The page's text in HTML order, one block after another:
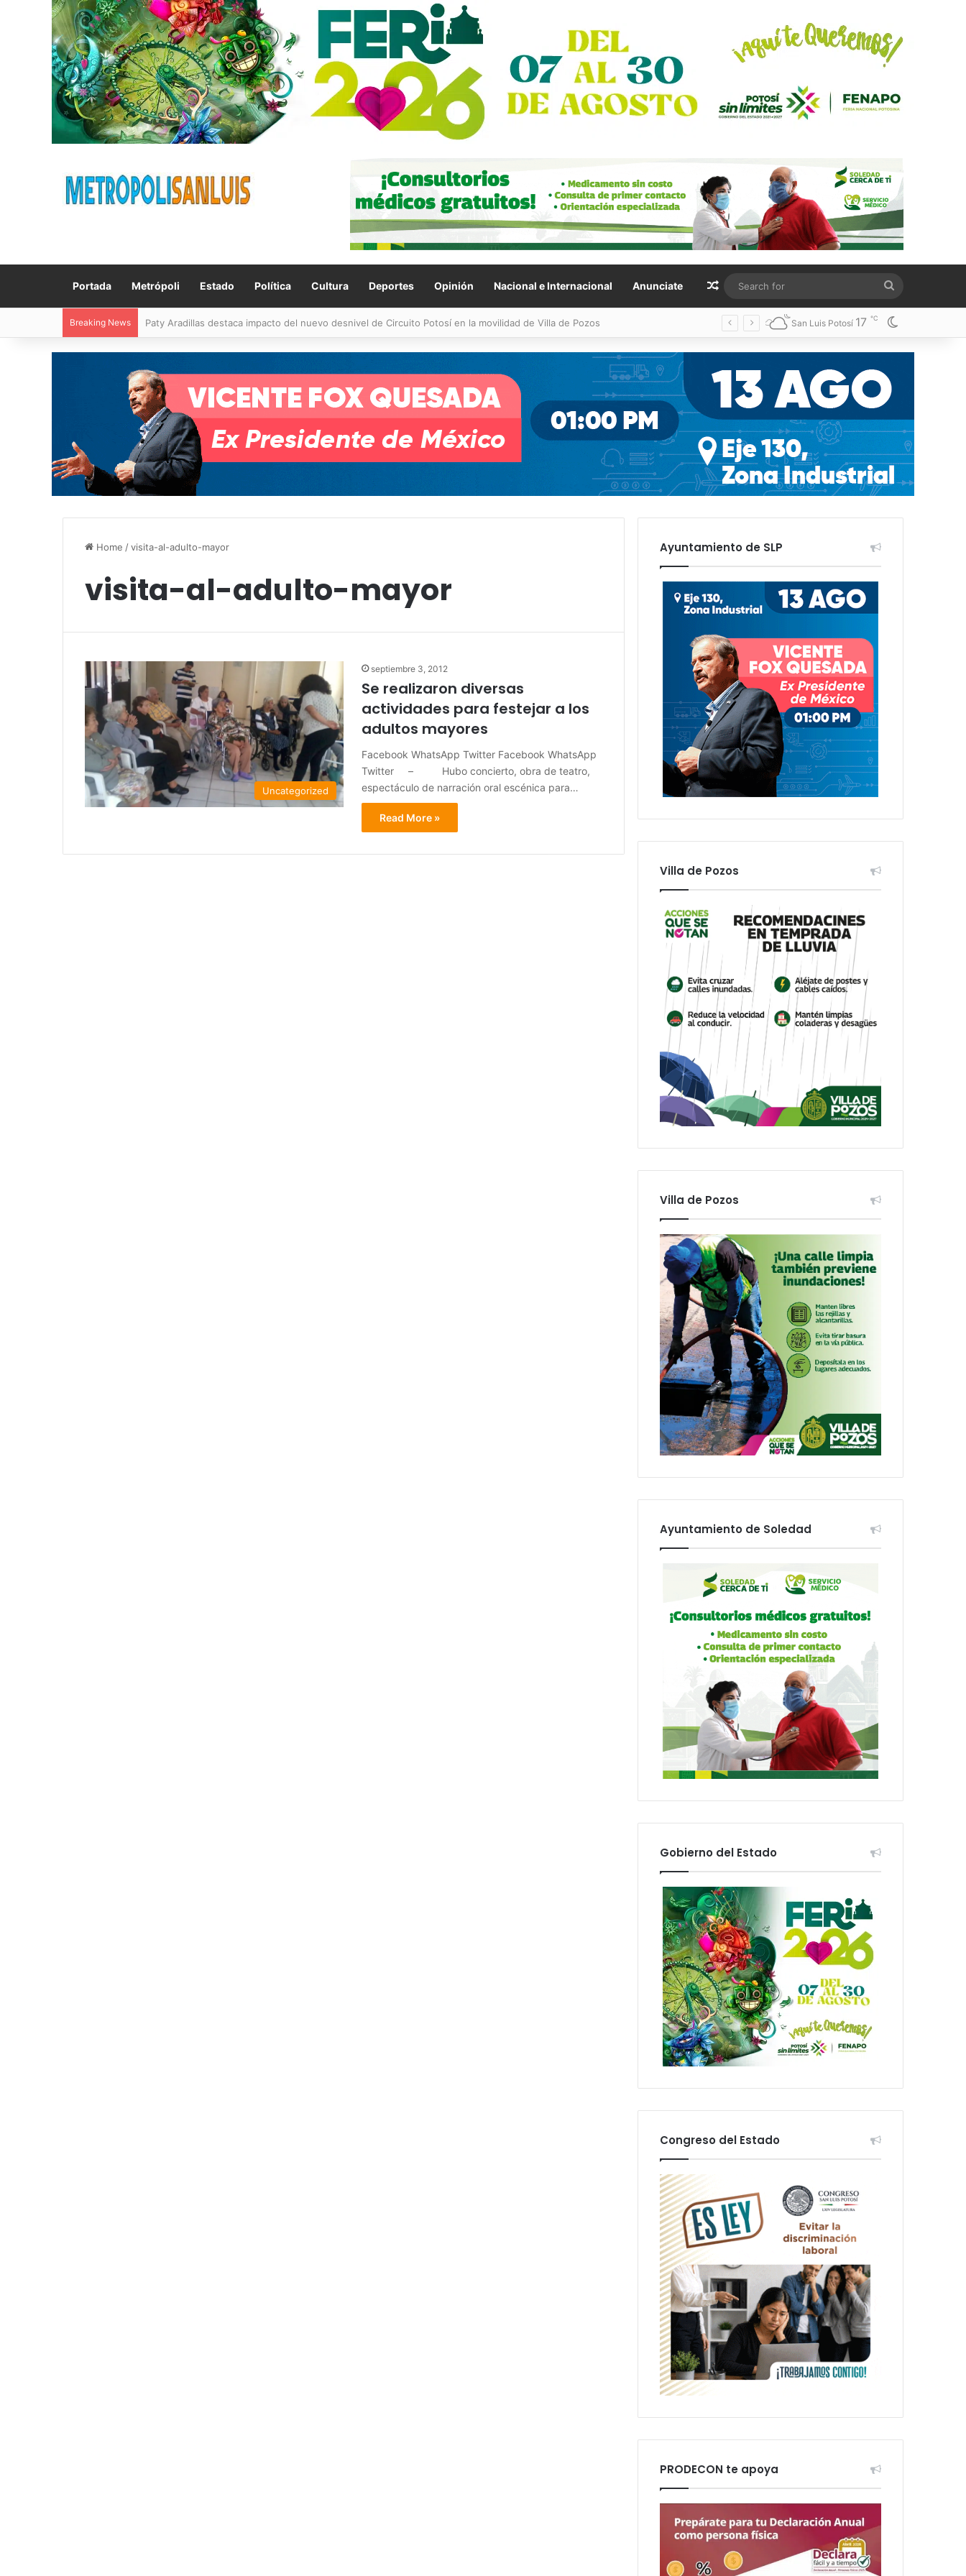
Portada Metrópoli Estado Política Cultura Deportes Opinión Nacional e Internacional Anunciate Random Article
for
Breaking News Villa de Pozos reporta reducción del 50 % en incendios forestales y de pastizales San Luis Potosí 17 ℃
Home /visita-al-adulto-mayor
visita-al-adulto-mayor
Uncategorized
septiembre 3, 2012
Se realizaron diversas
actividades para festejar a los
adultos mayores
Facebook WhatsApp Twitter Facebook WhatsApp
Twitter – Hubo concierto, obra de teatro,
espectáculo de narración oral escénica para…
Read More »
Ayuntamiento de SLP
Villa de Pozos
Villa de Pozos
Ayuntamiento de Soledad
Gobierno del Estado
Congreso del Estado
PRODECON te apoya